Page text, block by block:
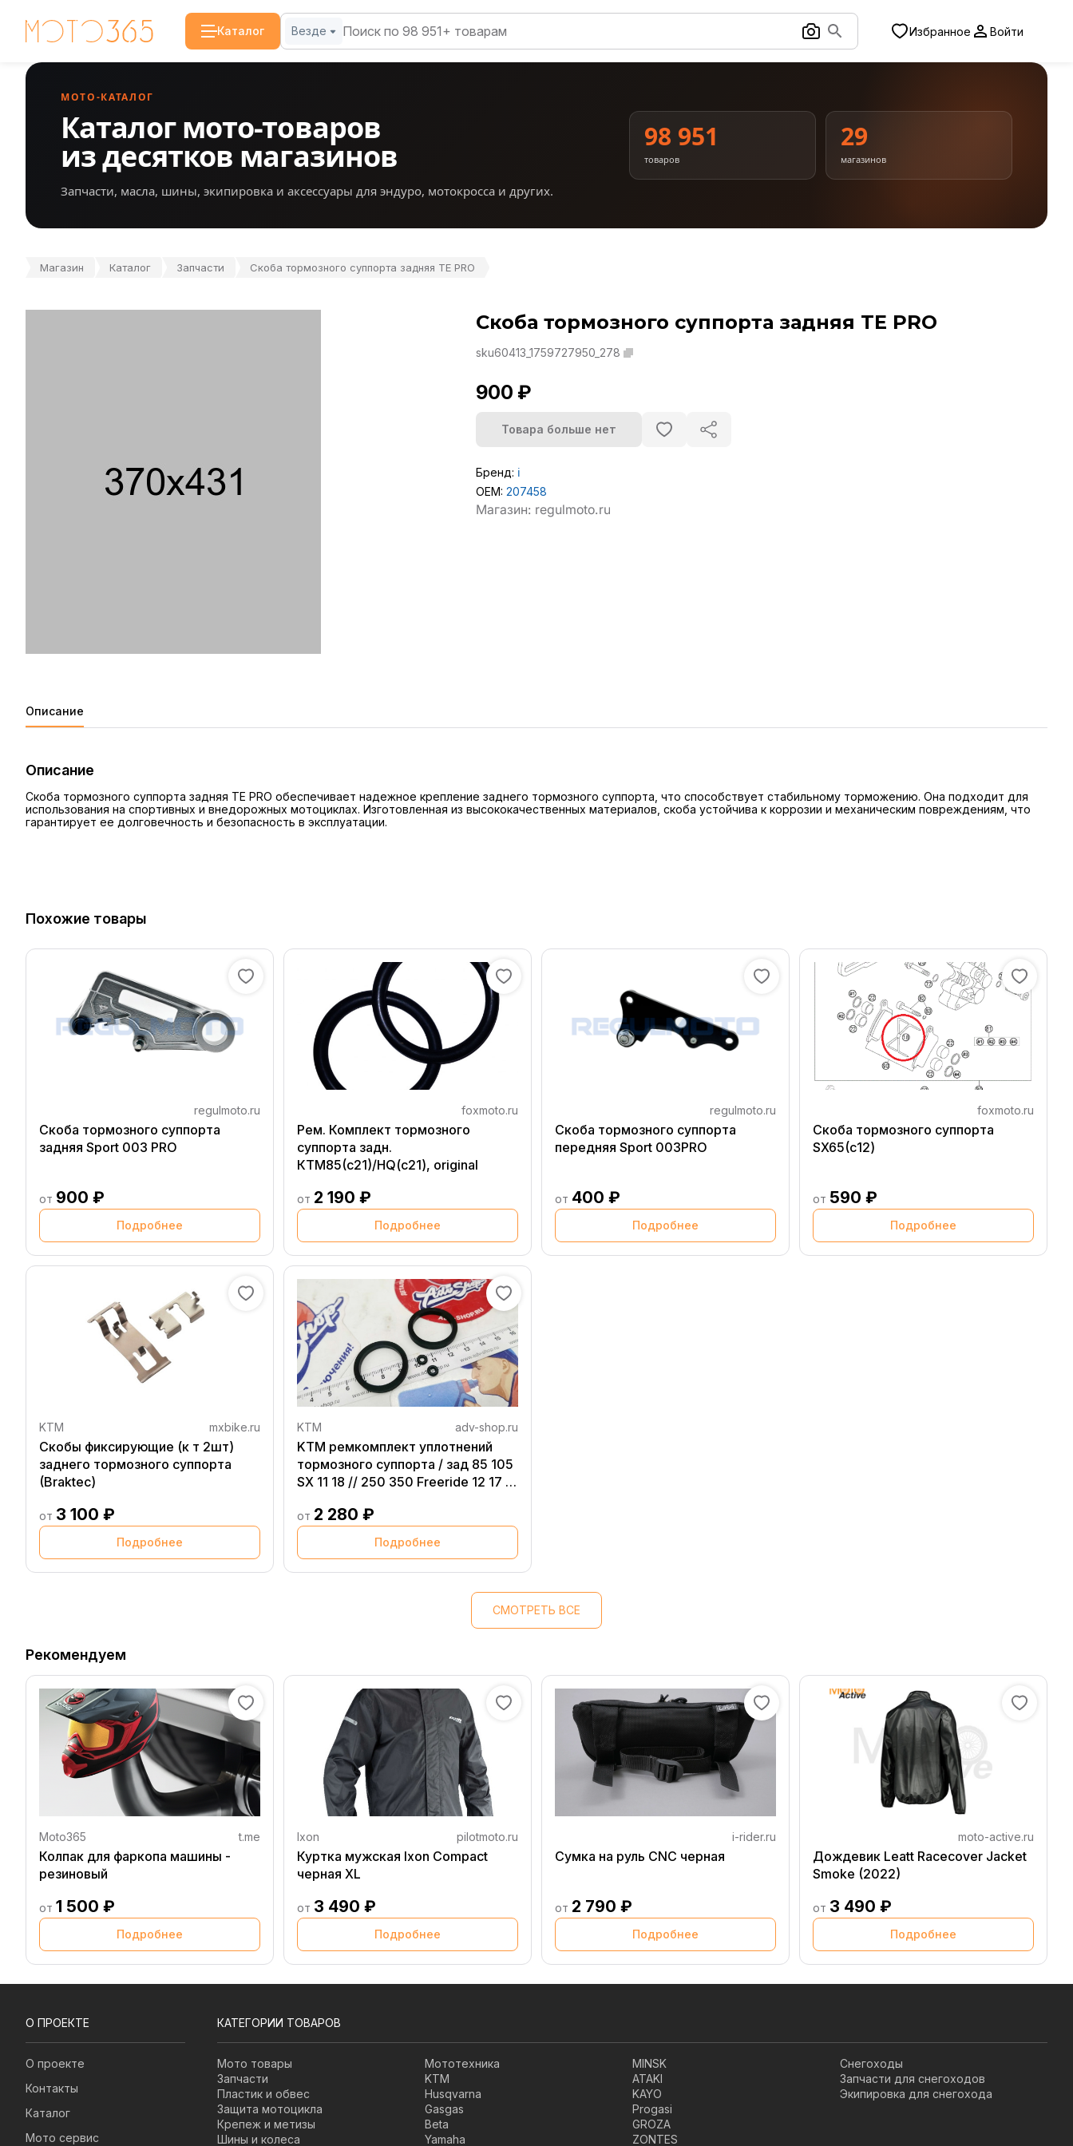
Каталог Везде Избранное Войти
МОТО-КАТАЛОГ
Каталог мото-товаров
из десятков магазинов
Запчасти, масла, шины, экипировка и аксессуары для эндуро, мотокросса и других.
98 951
товаров
29
магазинов
Магазин Каталог Запчасти Скоба тормозного суппорта задняя TE PRO
Скоба тормозного суппорта задняя TE PRO
sku60413_1759727950_278
900 ₽
Товара больше нет
Бренд: ℹ️
OEM: 207458
Описание
Описание
Скоба тормозного суппорта задняя TE PRO обеспечивает надежное крепление заднего тормозного суппорта, что способствует стабильному торможению. Она подходит для
использования на спортивных и внедорожных мотоциклах. Изготовленная из высококачественных материалов, скоба устойчива к коррозии и механическим повреждениям, что
гарантирует ее долговечность и безопасность в эксплуатации.
Похожие товары
regulmoto.ru
Скоба тормозного суппорта
задняя Sport 003 PRO
от 900 ₽
Подробнее
foxmoto.ru
Рем. Комплект тормозного
суппорта задн.
КТМ85(с21)/HQ(c21), original
от 2 190 ₽
Подробнее
regulmoto.ru
Скоба тормозного суппорта
передняя Sport 003PRO
от 400 ₽
Подробнее
foxmoto.ru
Скоба тормозного суппорта
SX65(с12)
от 590 ₽
Подробнее
KTM mxbike.ru
Скобы фиксирующие (к т 2шт)
заднего тормозного суппорта
(Braktec)
от 3 100 ₽
Подробнее
KTM adv-shop.ru
KTM ремкомплект уплотнений
тормозного суппорта / зад 85 105
SX 11 18 // 250 350 Freeride 12 17 (
от 2 280 ₽
Подробнее
СМОТРЕТЬ ВСЕ
Рекомендуем
Moto365 t.me
Колпак для фаркопа машины -
резиновый
от 1 500 ₽
Подробнее
Ixon pilotmoto.ru
Куртка мужская Ixon Compact
черная XL
от 3 490 ₽
Подробнее
i-rider.ru
Сумка на руль CNC черная
от 2 790 ₽
Подробнее
moto-active.ru
Дождевик Leatt Racecover Jacket
Smoke (2022)
от 3 490 ₽
Подробнее
О ПРОЕКТЕ
О проекте
Контакты
Каталог
Мото сервис
КАТЕГОРИИ ТОВАРОВ
Мото товары
Запчасти
Пластик и обвес
Защита мотоцикла
Крепеж и метизы
Шины и колеса
Мототехника
KTM
Husqvarna
Gasgas
Beta
Yamaha
MINSK
ATAKI
KAYO
Progasi
GROZA
ZONTES
Снегоходы
Запчасти для снегоходов
Экипировка для снегохода